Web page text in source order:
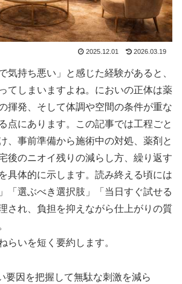
2025.12.01 2026.03.19
気持ち悪い」と感じた経験があると、
てしまいますよね。においの正体は薬
揮発、そして体調や空間の条件が重な
点にあります。この記事では工程ごと
、事前準備から施術中の対処、薬剤と
後のニオイ残りの減らし方、繰り返す
具体的に示します。読み終える頃には
「選ぶべき選択肢」「当日すぐ試せる
され、負担を抑えながら仕上がりの質
らいを短く要約します。
要因を把握して無駄な刺激を減ら